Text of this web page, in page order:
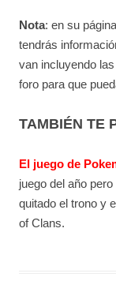
Nota: en su
tendrás
van incluyendo
foro para que
TAMBIÉN TE
El juego de
juego del año
quitado el trono y
of Clans.